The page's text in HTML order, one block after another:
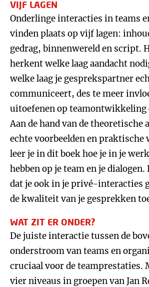
VIJF LAGEN
Onderlinge interacties in teams
vinden plaats op vijf lagen:
gedrag, binnenwereld en script.
herkent welke laag aandacht
welke laag je gesprekspartner
communiceert, des te meer
uitoefenen op teamontwikkeling
Aan de hand van de theoretische
echte voorbeelden en
leer je in dit boek hoe je in je
hebben op je team en je
dat je ook in je privé-interacties
de kwaliteit van je gesprekken
WAT ZIT ER ONDER?
De juiste interactie tussen de
onderstroom van teams en
cruciaal voor de teamprestaties.
vier niveaus in groepen van Jan